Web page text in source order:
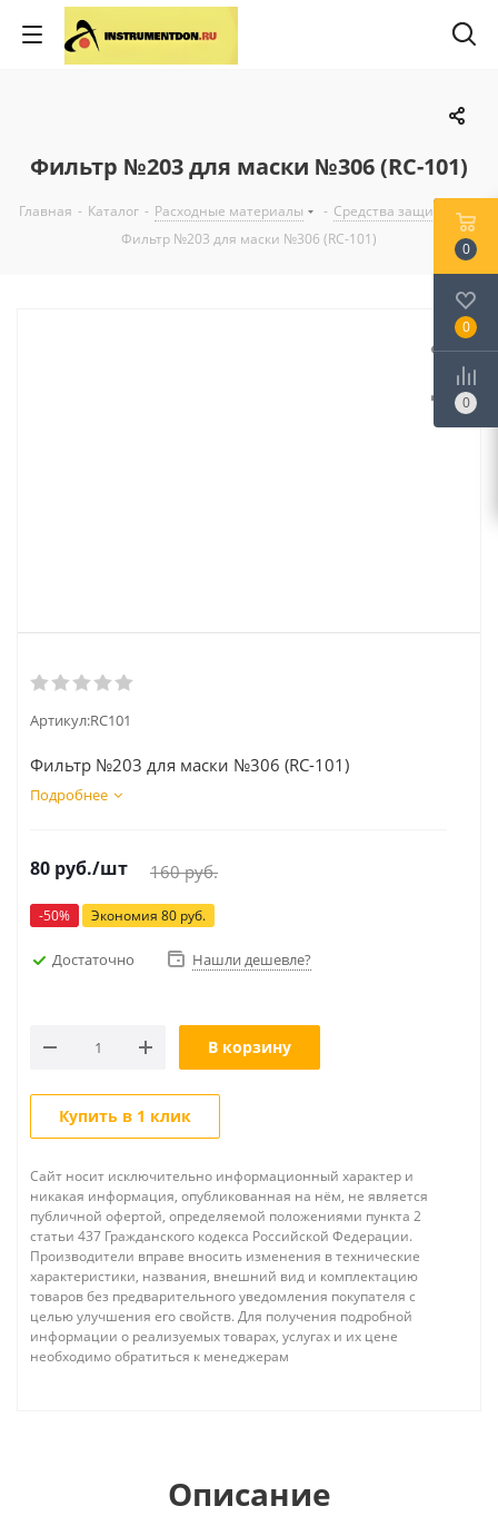
Фильтр №203 для маски №306 (RС-101)
Главная - Каталог - Расходные материалы - Средства защиты
Фильтр №203 для маски №306 (RС-101)
Артикул:RC101
Фильтр №203 для маски №306 (RС-101)
Подробнее
80 руб./шт 160руб.
-50% Экономия 80 руб.
Достаточно Нашли дешевле?
В корзину
Купить в 1 клик
Сайт носит исключительно информационный характер и
никакая информация, опубликованная на нём, не является
публичной офертой, определяемой положениями пункта 2
статьи 437 Гражданского кодекса Российской Федерации.
Производители вправе вносить изменения в технические
характеристики, названия, внешний вид и комплектацию
товаров без предварительного уведомления покупателя с
целью улучшения его свойств. Для получения подробной
информации о реализуемых товарах, услугах и их цене
необходимо обратиться к менеджерам
Описание
0
0
0